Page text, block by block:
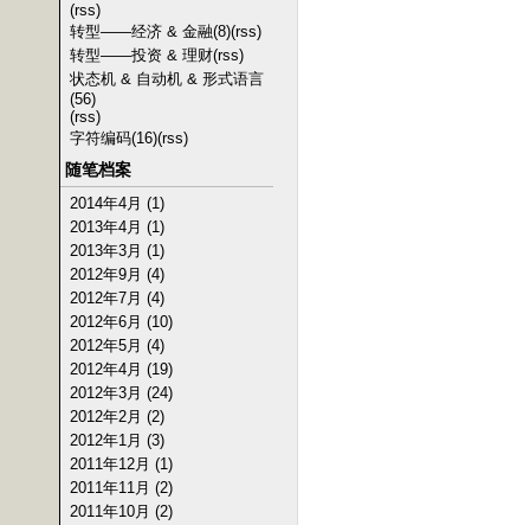
(rss)
转型——经济 & 金融(8)(rss)
转型——投资 & 理财(rss)
状态机 & 自动机 & 形式语言
(56)
(rss)
字符编码(16)(rss)
随笔档案
2014年4月 (1)
2013年4月 (1)
2013年3月 (1)
2012年9月 (4)
2012年7月 (4)
2012年6月 (10)
2012年5月 (4)
2012年4月 (19)
2012年3月 (24)
2012年2月 (2)
2012年1月 (3)
2011年12月 (1)
2011年11月 (2)
2011年10月 (2)